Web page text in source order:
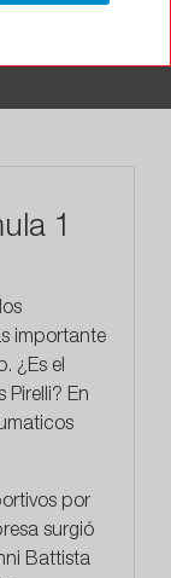
1
importante
¿Es el
En
por
surgió
Battista